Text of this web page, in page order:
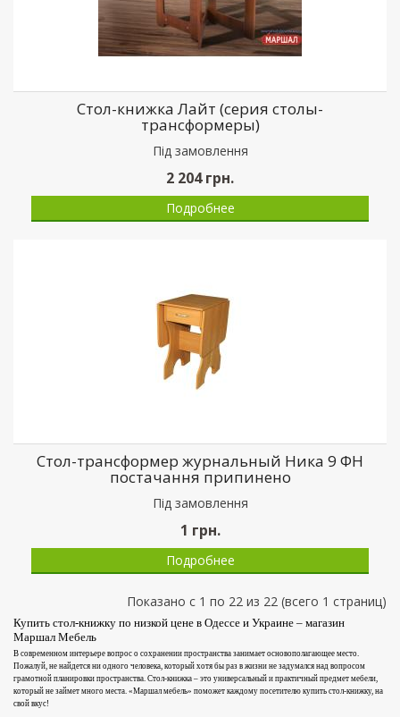
Стол-книжка Лайт (серия столы-
трансформеры)
Пiд замовлення
2 204грн.
Подробнее
Стол-трансформер журнальный Ника 9 ФН
постачання припинено
Пiд замовлення
1 грн.
Подробнее
Показано с 1 по 22 из 22 (всего 1 страниц)
Купить стол-книжку по низкой цене в Одессе и Украине – магазин
Маршал Мебель
В современном интерьере вопрос о сохранении пространства занимает основополагающее место.
Пожалуй, не найдется ни одного человека, который хотя бы раз в жизни не задумался над вопросом
грамотной планировки пространства. Стол-книжка – это универсальный и практичный предмет мебели,
который не займет много места. «Маршал мебель» поможет каждому посетителю купить стол-книжку, на
свой вкус!